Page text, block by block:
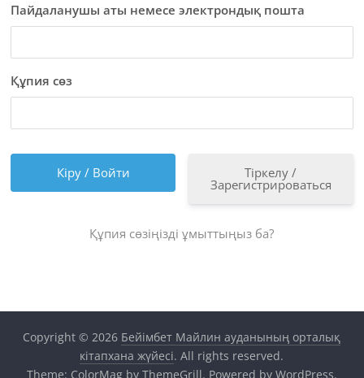
Пайдаланушы аты немесе электрондық пошта
Құпия сөз
Тіркелу /
Зарегистрироваться
Құпия сөзіңізді ұмыттыңыз ба?
Copyright © 2026 Бейімбет Майлин ауданының орталық
кітапхана жүйесі. All rights reserved.
Theme: ColorMagby ThemeGrill. Powered by WordPress.